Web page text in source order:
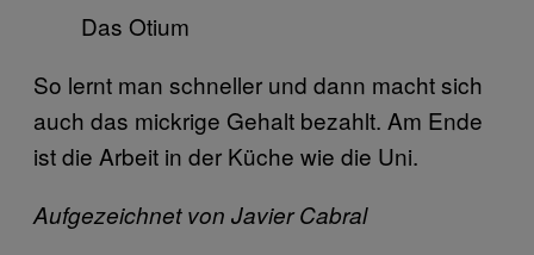
Das Otium
So lernt man schneller und dann macht sich
auch das mickrige Gehalt bezahlt. Am Ende
ist die Arbeit in der Küche wie die Uni.
Aufgezeichnet von Javier Cabral